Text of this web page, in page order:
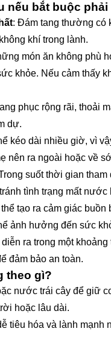
nếu bắt buộc phải
: Đám tang thường có
khí trong lành.
món ăn không phù
khỏe. Nếu cảm thấy
phục rộng rãi, thoải
dự.
kéo dài nhiều giờ, vì
nên ra ngoài hoặc về
suốt thời gian
tình trạng mất nước
tạo ra cảm giác
ảnh hưởng đến sức
ra trong một
đảm bảo an toàn.
theo gì?
nước trái cây để giữ
hoặc lâu dài.
tiêu hóa và lành